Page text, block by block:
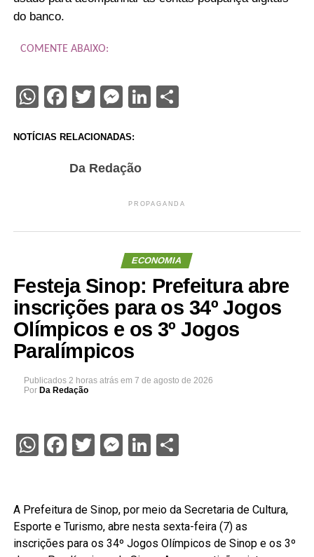
do banco.
COMENTE ABAIXO:
WhatsApp
Facebook
Twitter
Messenger
LinkedIn
Share
NOTÍCIAS RELACIONADAS:
Da Redação
PROPAGANDA
ECONOMIA
Festeja Sinop: Prefeitura abre
inscrições para os 34º Jogos
Olímpicos e os 3º Jogos
Paralímpicos
Publicados 2 horas atrás em 7 de agosto de 2026
Por Da Redação
WhatsApp
Facebook
Twitter
Messenger
LinkedIn
Share
A Prefeitura de Sinop, por meio da Secretaria de Cultura,
Esporte e Turismo, abre nesta sexta-feira (7) as
inscrições para os 34º Jogos Olímpicos de Sinop e os 3º